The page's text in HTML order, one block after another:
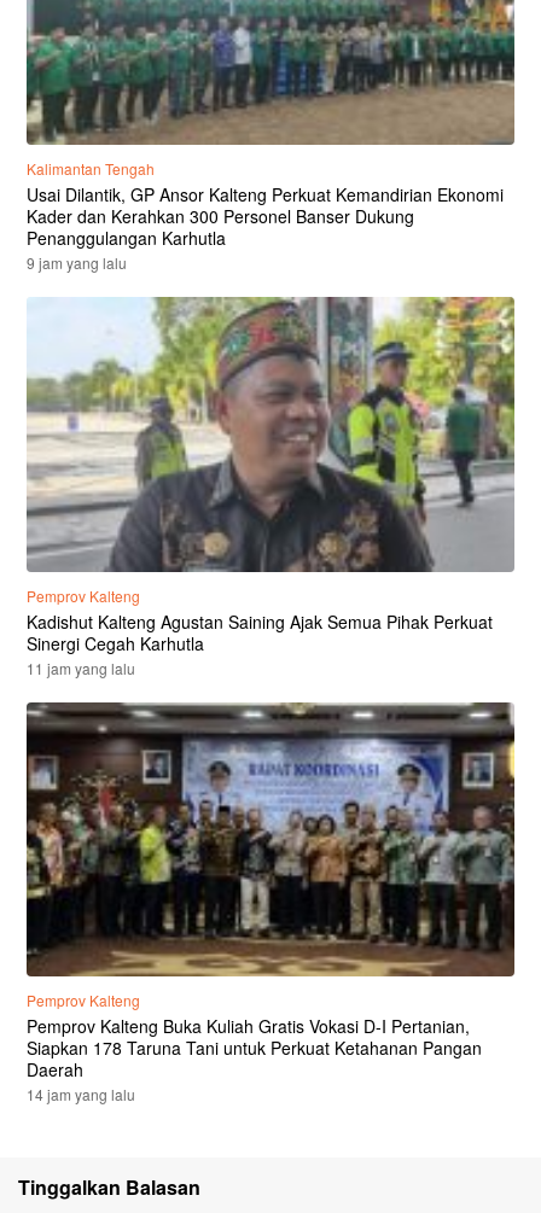
Kalimantan Tengah
Usai Dilantik, GP Ansor Kalteng Perkuat Kemandirian Ekonomi
Kader dan Kerahkan 300 Personel Banser Dukung
Penanggulangan Karhutla
9 jam yang lalu
Pemprov Kalteng
Kadishut Kalteng Agustan Saining Ajak Semua Pihak Perkuat
Sinergi Cegah Karhutla
11 jam yang lalu
Pemprov Kalteng
Pemprov Kalteng Buka Kuliah Gratis Vokasi D-I Pertanian,
Siapkan 178 Taruna Tani untuk Perkuat Ketahanan Pangan
Daerah
14 jam yang lalu
Tinggalkan Balasan